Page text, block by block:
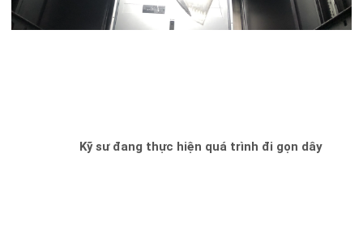
Kỹ sư đang thực hiện quá trình đi gọn dây